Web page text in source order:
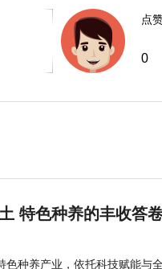
点
0
特色种养的丰收答
色种养产业，依托科技赋能与